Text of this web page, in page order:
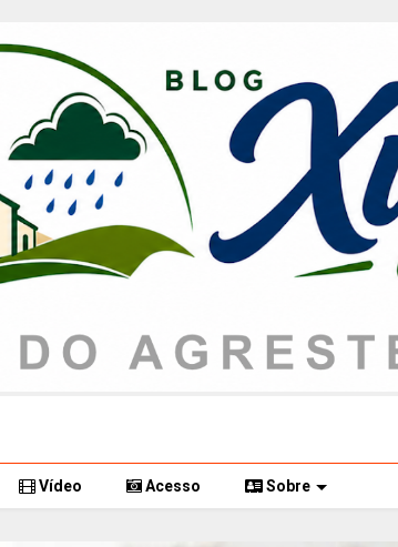
Vídeo Acesso Sobre